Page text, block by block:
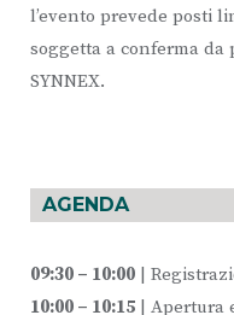
l’evento prevede posti
soggetta a conferma da
SYNNEX.
AGENDA
09:30 – 10:00 |
10:00 – 10:15 | Apertura